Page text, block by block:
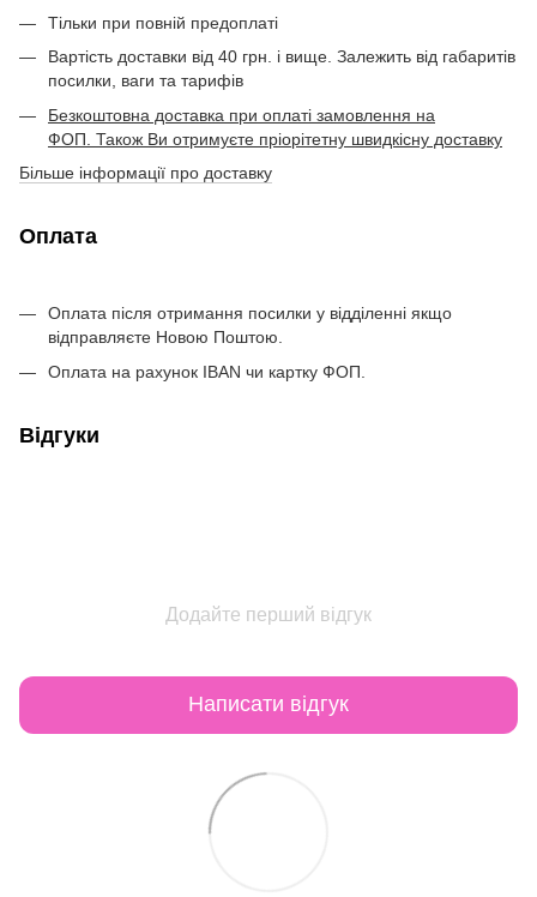
Тільки при повній предоплаті
Вартість доставки від 40 грн. і вище. Залежить від габаритів
посилки, ваги та тарифів
Безкоштовна доставка при оплаті замовлення на
ФОП. Також Ви отримуєте пріорітетну швидкісну доставку
Більше інформації про доставку
Оплата
Оплата після отримання посилки у відділенні якщо
відправляєте Новою Поштою.
Оплата на рахунок IBAN чи картку ФОП.
Відгуки
Додайте перший відгук
Написати відгук